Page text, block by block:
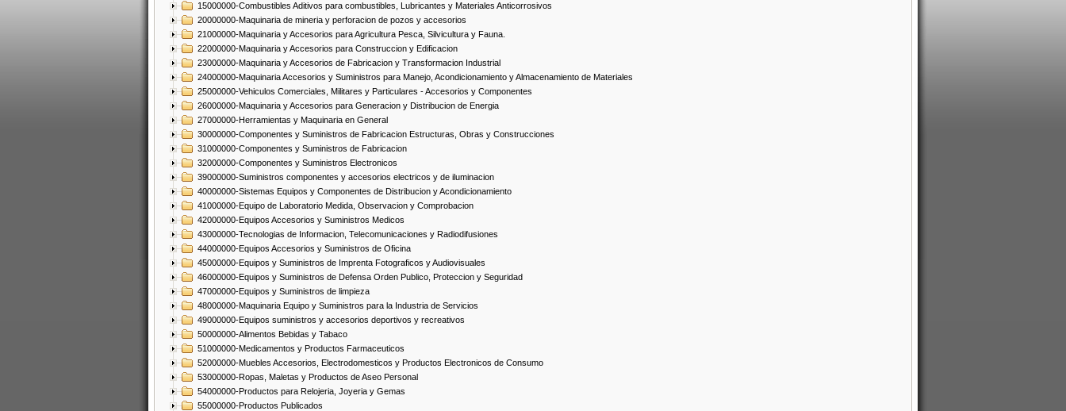
15000000-Combustibles Aditivos para combustibles, Lubricantes y Materiales Anticorrosivos
20000000-Maquinaria de mineria y perforacion de pozos y accesorios
21000000-Maquinaria y Accesorios para Agricultura Pesca, Silvicultura y Fauna.
22000000-Maquinaria y Accesorios para Construccion y Edificacion
23000000-Maquinaria y Accesorios de Fabricacion y Transformacion Industrial
24000000-Maquinaria Accesorios y Suministros para Manejo, Acondicionamiento y Almacenamiento de Materiales
25000000-Vehiculos Comerciales, Militares y Particulares - Accesorios y Componentes
26000000-Maquinaria y Accesorios para Generacion y Distribucion de Energia
27000000-Herramientas y Maquinaria en General
30000000-Componentes y Suministros de Fabricacion Estructuras, Obras y Construcciones
31000000-Componentes y Suministros de Fabricacion
32000000-Componentes y Suministros Electronicos
39000000-Suministros componentes y accesorios electricos y de iluminacion
40000000-Sistemas Equipos y Componentes de Distribucion y Acondicionamiento
41000000-Equipo de Laboratorio Medida, Observacion y Comprobacion
42000000-Equipos Accesorios y Suministros Medicos
43000000-Tecnologias de Informacion, Telecomunicaciones y Radiodifusiones
44000000-Equipos Accesorios y Suministros de Oficina
45000000-Equipos y Suministros de Imprenta Fotograficos y Audiovisuales
46000000-Equipos y Suministros de Defensa Orden Publico, Proteccion y Seguridad
47000000-Equipos y Suministros de limpieza
48000000-Maquinaria Equipo y Suministros para la Industria de Servicios
49000000-Equipos suministros y accesorios deportivos y recreativos
50000000-Alimentos Bebidas y Tabaco
51000000-Medicamentos y Productos Farmaceuticos
52000000-Muebles Accesorios, Electrodomesticos y Productos Electronicos de Consumo
53000000-Ropas, Maletas y Productos de Aseo Personal
54000000-Productos para Relojeria, Joyeria y Gemas
55000000-Productos Publicados